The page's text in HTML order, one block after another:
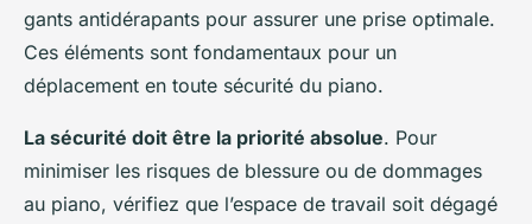
gants antidérapants pour assurer une prise optimale.
Ces éléments sont fondamentaux pour un
déplacement en toute sécurité du piano.
La sécurité doit être la priorité absolue. Pour
minimiser les risques de blessure ou de dommages
au piano, vérifiez que l’espace de travail soit dégagé